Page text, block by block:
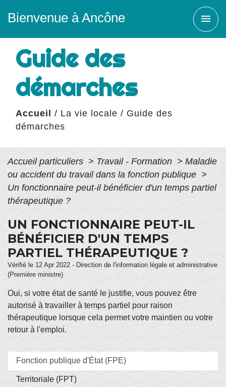
Bienvenue à Ancône menu
Guide des
démarches
Accueil / La vie locale / Guide des
démarches
Accueil particuliers > Travail - Formation > Maladie
ou accident du travail dans la fonction publique >
Un fonctionnaire peut-il bénéficier d'un temps partiel
thérapeutique ?
UN FONCTIONNAIRE PEUT-IL
BÉNÉFICIER D'UN TEMPS
PARTIEL THÉRAPEUTIQUE ?
Vérifié le 12 Apr 2022 - Direction de l'information légale et administrative
(Première ministre)
Oui, si votre état de santé le justifie, vous pouvez être
autorisé à travailler à temps partiel pour raison
thérapeutique lorsque cela permet votre maintien ou votre
retour à l'emploi.
Fonction publique d'État (FPE)
Territoriale (FPT)